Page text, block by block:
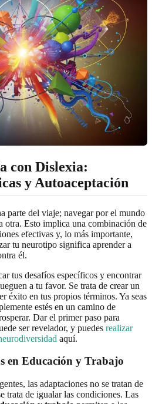
con Dislexia:
y Autoaceptación
parte del viaje; navegar por el mundo
otra. Esto implica una combinación de
efectivas y, lo más importante,
tu neurotipo significa aprender a
él.
tus desafíos específicos y encontrar
a tu favor. Se trata de crear un
éxito en tus propios términos. Ya seas
estés en un camino de
Dar el primer paso para
ser revelador, y puedes realizar
aquí.
en Educación y Trabajo
las adaptaciones no se tratan de
trata de igualar las condiciones. Las